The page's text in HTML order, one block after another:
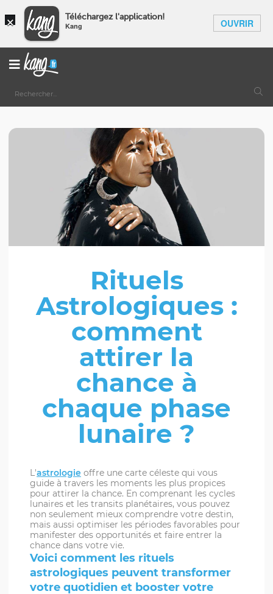
× Téléchargez l'application!
Kang OUVRIR
Rituels
Astrologiques :
comment
attirer la
chance à
chaque phase
lunaire ?
L'astrologie offre une carte céleste qui vous
guide à travers les moments les plus propices
pour attirer la chance. En comprenant les cycles
lunaires et les transits planétaires, vous pouvez
non seulement mieux comprendre votre destin,
mais aussi optimiser les périodes favorables pour
manifester des opportunités et faire entrer la
chance dans votre vie.
Voici comment les rituels
astrologiques peuvent transformer
votre quotidien et booster votre